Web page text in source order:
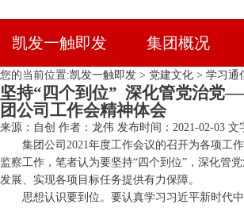
凯发一触即发 集团概况
您的当前位置:凯发一触即发 > 党建文化 > 学习通
坚持“四个到位” 深化管党治党
团公司工作会精神体会
来源：自创 作者：龙伟 发布时间：2021-02-03 文
集团公司2021年度工作会议的召开为各项工
监察工作，笔者认为要坚持“四个到位”，深化管
发展、实现各项目标任务提供有力保障。
思想认识要到位。要认真学习习近平新时代